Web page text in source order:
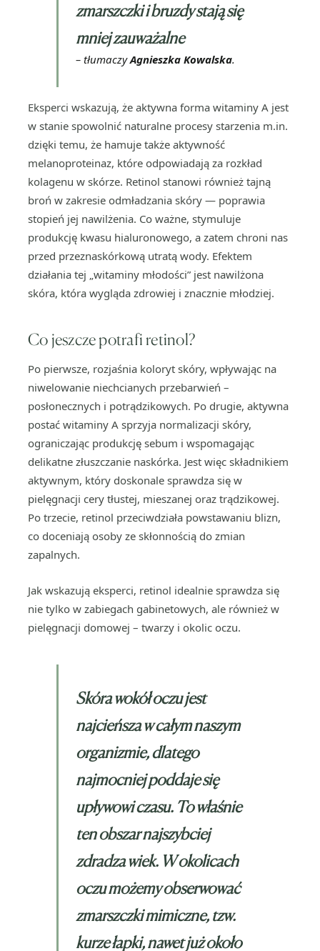
zmarszczki i bruzdy stają się
mniej zauważalne
– tłumaczyAgnieszka Kowalska.
Eksperci wskazują, że aktywna forma witaminy A jest
w stanie spowolnić naturalne procesy starzenia m.in.
dzięki temu, że hamuje także aktywność
melanoproteinaz, które odpowiadają za rozkład
kolagenu w skórze. Retinol stanowi również tajną
broń w zakresie odmładzania skóry — poprawia
stopień jej nawilżenia. Co ważne, stymuluje
produkcję kwasu hialuronowego, a zatem chroni nas
przed przeznaskórkową utratą wody. Efektem
działania tej „witaminy młodości” jest nawilżona
skóra, która wygląda zdrowiej i znacznie młodziej.
Co jeszcze potrafi retinol?
Po pierwsze, rozjaśnia koloryt skóry, wpływając na
niwelowanie niechcianych przebarwień –
posłonecznych i potrądzikowych. Po drugie, aktywna
postać witaminy A sprzyja normalizacji skóry,
ograniczając produkcję sebum i wspomagając
delikatne złuszczanie naskórka. Jest więc składnikiem
aktywnym, który doskonale sprawdza się w
pielęgnacji cery tłustej, mieszanej oraz trądzikowej.
Po trzecie, retinol przeciwdziała powstawaniu blizn,
co doceniają osoby ze skłonnością do zmian
zapalnych.
Jak wskazują eksperci, retinol idealnie sprawdza się
nie tylko w zabiegach gabinetowych, ale również w
pielęgnacji domowej – twarzy i okolic oczu.
Skóra wokół oczu jest
najcieńsza w całym naszym
organizmie, dlatego
najmocniej poddaje się
upływowi czasu. To właśnie
ten obszar najszybciej
zdradza wiek. W okolicach
oczu możemy obserwować
zmarszczki mimiczne, tzw.
kurze łapki, nawet już około